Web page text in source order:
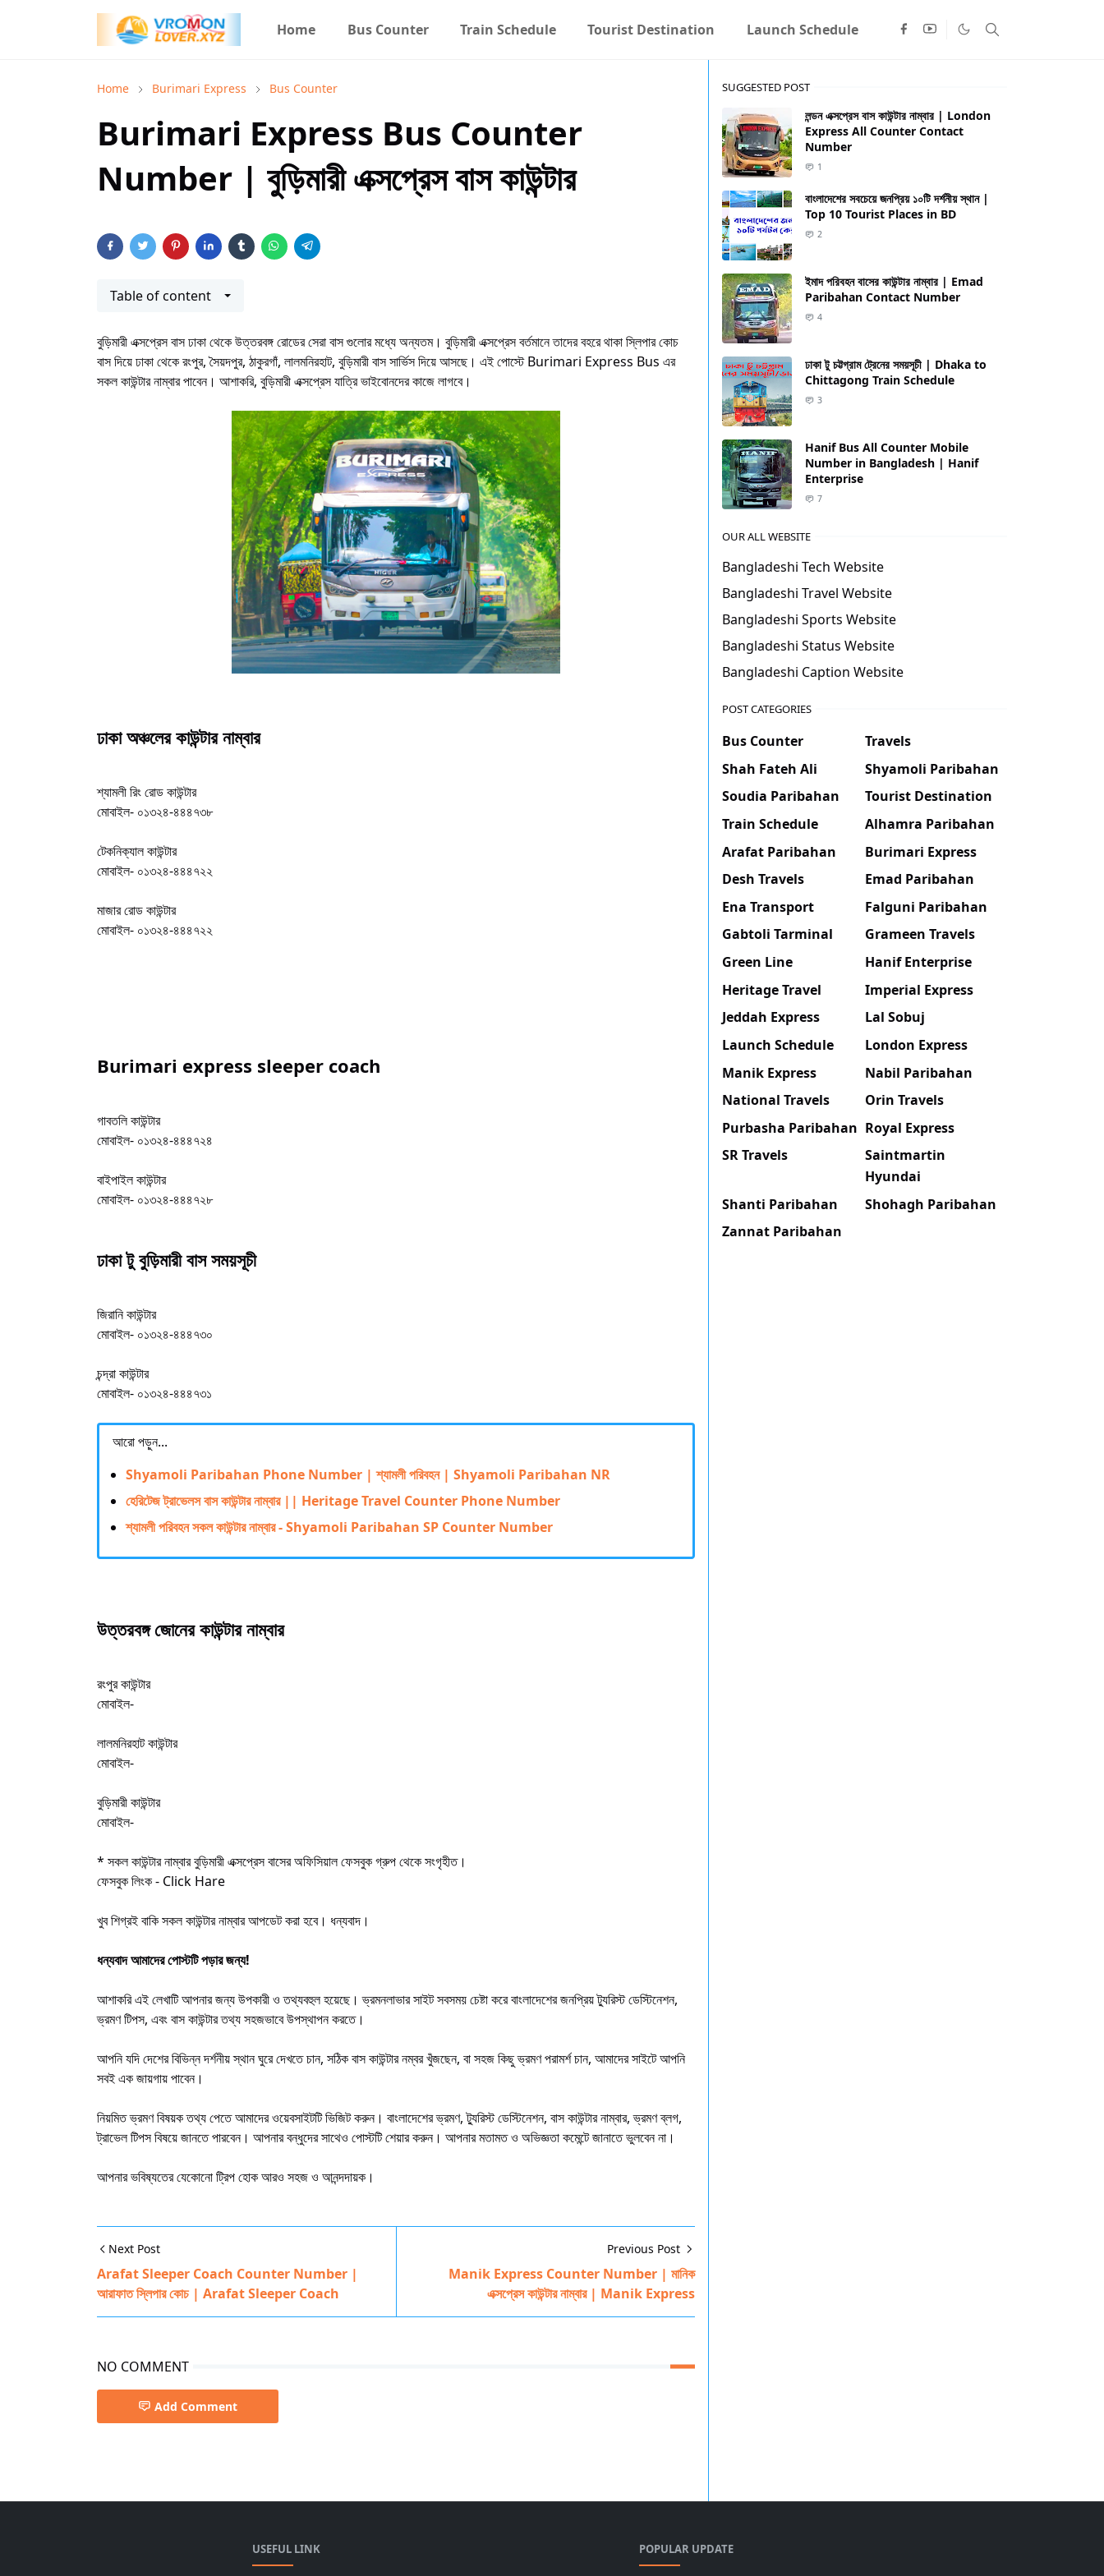
Home Bus Counter Train Schedule Tourist Destination Launch Schedule
Home Burimari Express Bus Counter
Burimari Express Bus Counter
Number | বুড়িমারী এক্সপ্রেস বাস কাউন্টার
Table of content
বুড়িমারী এক্সপ্রেস বাস ঢাকা থেকে উত্তরবঙ্গ রোডের সেরা বাস গুলোর মধ্যে অন্যতম। বুড়িমারী এক্সপ্রেস বর্তমানে তাদের বহরে থাকা স্লিপার কোচ
বাস দিয়ে ঢাকা থেকে রংপুর, সৈয়দপুর, ঠাকুরগাঁ, লালমনিরহাট, বুড়িমারী বাস সার্ভিস দিয়ে আসছে। এই পোস্টে Burimari Express Bus এর
সকল কাউন্টার নাম্বার পাবেন। আশাকরি, বুড়িমারী এক্সপ্রেস যাত্রি ভাইবোনদের কাজে লাগবে।
ঢাকা অঞ্চলের কাউন্টার নাম্বার
শ্যামলী রিং রোড কাউন্টার
মোবাইল- ০১৩২৪-৪৪৪৭৩৮
টেকনিক্যাল কাউন্টার
মোবাইল- ০১৩২৪-৪৪৪৭২২
মাজার রোড কাউন্টার
মোবাইল- ০১৩২৪-৪৪৪৭২২
Burimari express sleeper coach
গাবতলি কাউন্টার
মোবাইল- ০১৩২৪-৪৪৪৭২৪
বাইপাইল কাউন্টার
মোবাইল- ০১৩২৪-৪৪৪৭২৮
ঢাকা টু বুড়িমারী বাস সময়সূচী
জিরানি কাউন্টার
মোবাইল- ০১৩২৪-৪৪৪৭৩০
চন্দ্রা কাউন্টার
মোবাইল- ০১৩২৪-৪৪৪৭৩১
আরো পড়ুন...
Shyamoli Paribahan Phone Number | শ্যামলী পরিবহন | Shyamoli Paribahan NR
হেরিটেজ ট্রাভেলস বাস কাউন্টার নাম্বার || Heritage Travel Counter Phone Number
শ্যামলী পরিবহন সকল কাউন্টার নাম্বার - Shyamoli Paribahan SP Counter Number
উত্তরবঙ্গ জোনের কাউন্টার নাম্বার
রংপুর কাউন্টার
মোবাইল-
লালমনিরহাট কাউন্টার
মোবাইল-
বুড়িমারী কাউন্টার
মোবাইল-
* সকল কাউন্টার নাম্বার বুড়িমারী এক্সপ্রেস বাসের অফিসিয়াল ফেসবুক গ্রুপ থেকে সংগৃহীত।
ফেসবুক লিংক - Click Hare
খুব শিগ্রই বাকি সকল কাউন্টার নাম্বার আপডেট করা হবে। ধন্যবাদ।
ধন্যবাদ আমাদের পোস্টটি পড়ার জন্য!
আশাকরি এই লেখাটি আপনার জন্য উপকারী ও তথ্যবহুল হয়েছে। ভ্রমনলাভার সাইট সবসময় চেষ্টা করে বাংলাদেশের জনপ্রিয় ট্যুরিস্ট ডেস্টিনেশন,
ভ্রমণ টিপস, এবং বাস কাউন্টার তথ্য সহজভাবে উপস্থাপন করতে।
আপনি যদি দেশের বিভিন্ন দর্শনীয় স্থান ঘুরে দেখতে চান, সঠিক বাস কাউন্টার নম্বর খুঁজছেন, বা সহজ কিছু ভ্রমণ পরামর্শ চান, আমাদের সাইটে আপনি
সবই এক জায়গায় পাবেন।
নিয়মিত ভ্রমণ বিষয়ক তথ্য পেতে আমাদের ওয়েবসাইটটি ভিজিট করুন। বাংলাদেশের ভ্রমণ, ট্যুরিস্ট ডেস্টিনেশন, বাস কাউন্টার নাম্বার, ভ্রমণ ব্লগ,
ট্রাভেল টিপস বিষয়ে জানতে পারবেন। আপনার বন্ধুদের সাথেও পোস্টটি শেয়ার করুন। আপনার মতামত ও অভিজ্ঞতা কমেন্টে জানাতে ভুলবেন না।
আপনার ভবিষ্যতের যেকোনো ট্রিপ হোক আরও সহজ ও আনন্দদায়ক।
Next Post
Arafat Sleeper Coach Counter Number |
আরাফাত স্লিপার কোচ | Arafat Sleeper Coach
Previous Post
Manik Express Counter Number | মানিক
এক্সপ্রেস কাউন্টার নাম্বার | Manik Express
NO COMMENT
Add Comment
SUGGESTED POST
লন্ডন এক্সপ্রেস বাস কাউন্টার নাম্বার | London
Express All Counter Contact
Number
1
বাংলাদেশের সবচেয়ে জনপ্রিয় ১০টি দর্শনীয় স্থান |
Top 10 Tourist Places in BD
2
ইমাদ পরিবহন বাসের কাউন্টার নাম্বার | Emad
Paribahan Contact Number
4
ঢাকা টু চট্টগ্রাম ট্রেনের সময়সূচী | Dhaka to
Chittagong Train Schedule
3
Hanif Bus All Counter Mobile
Number in Bangladesh | Hanif
Enterprise
7
OUR ALL WEBSITE
Bangladeshi Tech Website
Bangladeshi Travel Website
Bangladeshi Sports Website
Bangladeshi Status Website
Bangladeshi Caption Website
POST CATEGORIES
Bus Counter
Travels
Shah Fateh Ali
Shyamoli Paribahan
Soudia Paribahan
Tourist Destination
Train Schedule
Alhamra Paribahan
Arafat Paribahan
Burimari Express
Desh Travels
Emad Paribahan
Ena Transport
Falguni Paribahan
Gabtoli Tarminal
Grameen Travels
Green Line
Hanif Enterprise
Heritage Travel
Imperial Express
Jeddah Express
Lal Sobuj
Launch Schedule
London Express
Manik Express
Nabil Paribahan
National Travels
Orin Travels
Purbasha Paribahan Royal Express
SR Travels
Saintmartin
Hyundai
Shanti Paribahan
Shohagh Paribahan
Zannat Paribahan
USEFUL LINK POPULAR UPDATE